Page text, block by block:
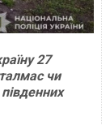
27
чи